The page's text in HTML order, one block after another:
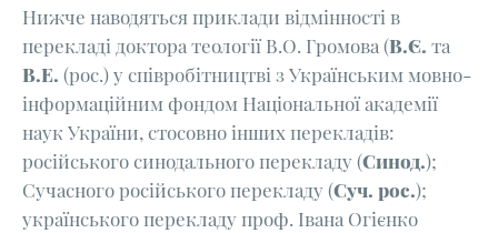
Нижче наводяться приклади відмінності в
перекладі доктора теології В.О. Громова (В.Є. та
В.Е. (рос.) у співробітництві з Українським мовно-
інформаційним фондом Національної академії
наук України, стосовно інших перекладів:
російського синодального перекладу (Синод.);
Сучасного російського перекладу (Суч. рос.);
українського перекладу проф. Івана Огієнко